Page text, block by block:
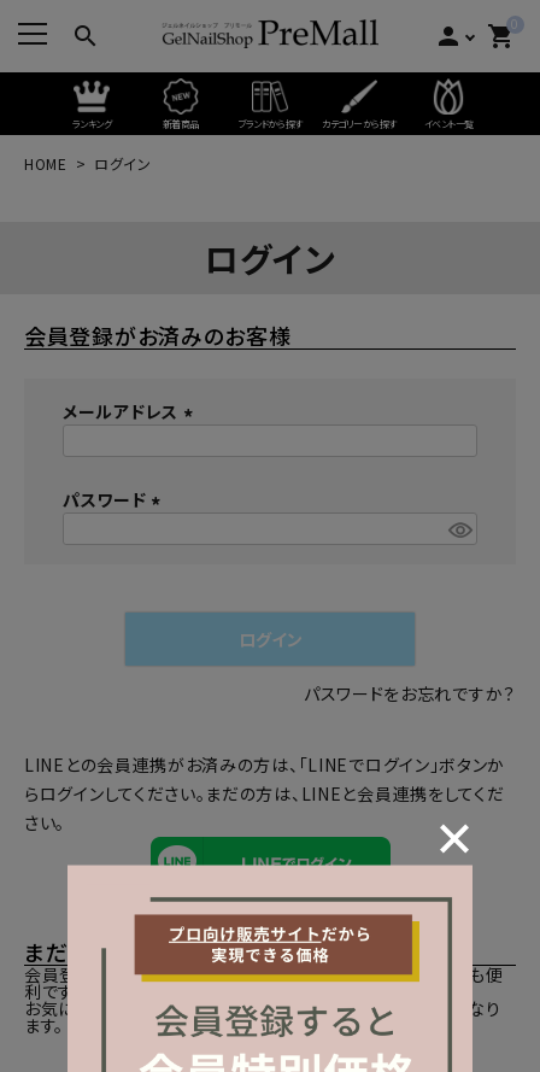
search person 0
shopping_cart
ランキング 新着商品 ブランドから探す カテゴリーから探す イベント一覧
HOME ログイン
ログイン
会員登録がお済みのお客様
メールアドレス
パスワード
)
ログイン
パスワードをお忘れですか？
LINEとの会員連携がお済みの方は、「LINEでログイン」ボタンか
らログインしてください。まだの方は、 LINEと会員連携をしてくだ
さい。
まだご登録がお済みでないお客様
会員登録をしていただきますと、二度目のお買い物時にとても便
利です。
お気に入り商品をご登録いただけるなどお買い物が便利になり
ます。